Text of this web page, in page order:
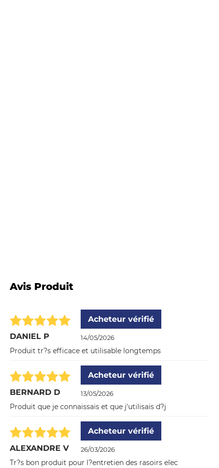
Avis Produit
DANIEL P
Acheteur vérifié
14/05/2026
Produit tr?s efficace et utilisable longtemps
BERNARD D
Acheteur vérifié
13/05/2026
Produit que je connaissais et que j'utilisais d?j
ALEXANDRE V
Acheteur vérifié
26/03/2026
Tr?s bon produit pour l?entretien des rasoirs elec